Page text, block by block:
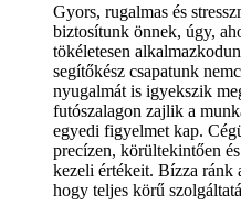
Gyors, rugalmas és
biztosítunk önnek, úgy,
tökéletesen
segítőkész csapatunk
nyugalmát is igyekszik
futószalagon zajlik a
egyedi figyelmet kap.
precízen, körültekintően
kezeli értékeit. Bízza ránk
hogy teljes körű